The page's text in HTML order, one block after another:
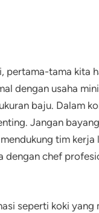
pertama-tama kita
dengan usaha
baju. Dalam
Jangan
tim kerja
dengan chef
seperti koki